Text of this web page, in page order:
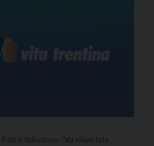
è fiducioso: "Va rilanciata